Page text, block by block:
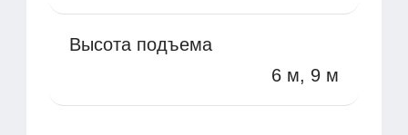
Высота подъема
6 м, 9 м